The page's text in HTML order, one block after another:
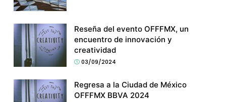
Reseña del evento OFFFMX, un
encuentro de innovación y
creatividad
03/09/2024
Regresa a la Ciudad de México
OFFFMX BBVA 2024